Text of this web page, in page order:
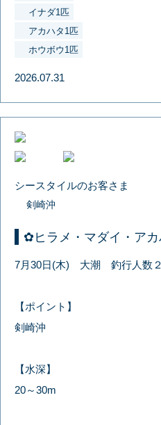
イナダ1匹
アカハタ1匹
ホウボウ1匹
2026.07.31
シースタイルのお客さま
剣崎沖
✿ヒラメ・マダイ・ア
7月30日(木) 大潮 釣行人数
【ポイント】
剣崎沖
【水深】
20～30m